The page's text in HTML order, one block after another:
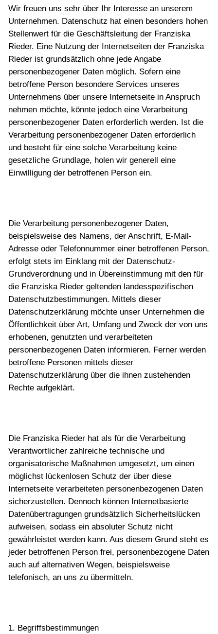
Wir freuen uns sehr über Ihr Interesse an unserem
Unternehmen. Datenschutz hat einen besonders hohen
Stellenwert für die Geschäftsleitung der Franziska
Rieder. Eine Nutzung der Internetseiten der Franziska
Rieder ist grundsätzlich ohne jede Angabe
personenbezogener Daten möglich. Sofern eine
betroffene Person besondere Services unseres
Unternehmens über unsere Internetseite in Anspruch
nehmen möchte, könnte jedoch eine Verarbeitung
personenbezogener Daten erforderlich werden. Ist die
Verarbeitung personenbezogener Daten erforderlich
und besteht für eine solche Verarbeitung keine
gesetzliche Grundlage, holen wir generell eine
Einwilligung der betroffenen Person ein.
Die Verarbeitung personenbezogener Daten,
beispielsweise des Namens, der Anschrift, E-Mail-
Adresse oder Telefonnummer einer betroffenen Person,
erfolgt stets im Einklang mit der Datenschutz-
Grundverordnung und in Übereinstimmung mit den für
die Franziska Rieder geltenden landesspezifischen
Datenschutzbestimmungen. Mittels dieser
Datenschutzerklärung möchte unser Unternehmen die
Öffentlichkeit über Art, Umfang und Zweck der von uns
erhobenen, genutzten und verarbeiteten
personenbezogenen Daten informieren. Ferner werden
betroffene Personen mittels dieser
Datenschutzerklärung über die ihnen zustehenden
Rechte aufgeklärt.
Die Franziska Rieder hat als für die Verarbeitung
Verantwortlicher zahlreiche technische und
organisatorische Maßnahmen umgesetzt, um einen
möglichst lückenlosen Schutz der über diese
Internetseite verarbeiteten personenbezogenen Daten
sicherzustellen. Dennoch können Internetbasierte
Datenübertragungen grundsätzlich Sicherheitslücken
aufweisen, sodass ein absoluter Schutz nicht
gewährleistet werden kann. Aus diesem Grund steht es
jeder betroffenen Person frei, personenbezogene Daten
auch auf alternativen Wegen, beispielsweise
telefonisch, an uns zu übermitteln.
1. Begriffsbestimmungen